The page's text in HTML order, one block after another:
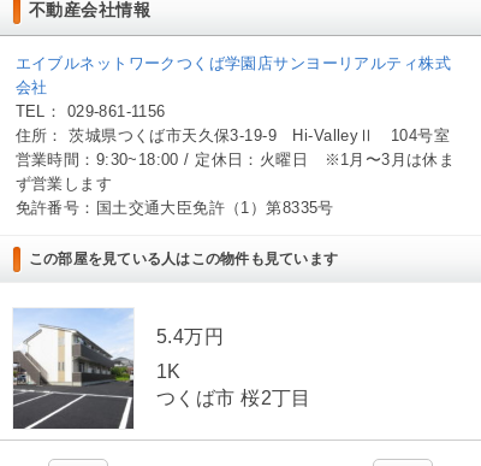
不動産会社情報
エイブルネットワークつくば学園店サンヨーリアルティ株式
会社
TEL： 029-861-1156
住所： 茨城県つくば市天久保3-19-9 Hi-ValleyⅡ 104号室
営業時間：9:30~18:00 / 定休日：火曜日 ※1月〜3月は休ま
ず営業します
免許番号：国土交通大臣免許（1）第8335号
この部屋を見ている人はこの物件も見ています
5.4万円
1K
つくば市 桜2丁目